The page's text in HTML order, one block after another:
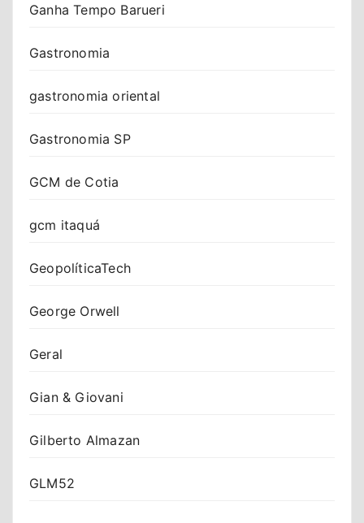
Ganha Tempo Barueri
Gastronomia
gastronomia oriental
Gastronomia SP
GCM de Cotia
gcm itaquá
GeopolíticaTech
George Orwell
Geral
Gian & Giovani
Gilberto Almazan
GLM52